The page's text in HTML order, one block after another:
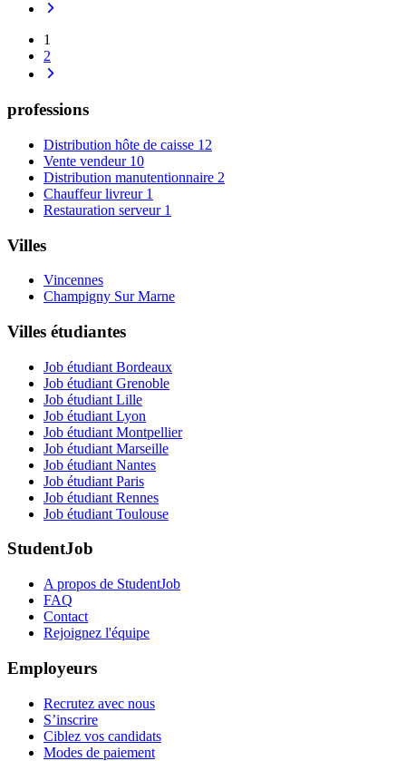
1
2
professions
Distribution hôte de caisse 12
Vente vendeur 10
Distribution manutentionnaire 2
Chauffeur livreur 1
Restauration serveur 1
Villes
Vincennes
Champigny Sur Marne
Villes étudiantes
Job étudiant Bordeaux
Job étudiant Grenoble
Job étudiant Lille
Job étudiant Lyon
Job étudiant Montpellier
Job étudiant Marseille
Job étudiant Nantes
Job étudiant Paris
Job étudiant Rennes
Job étudiant Toulouse
StudentJob
A propos de StudentJob
FAQ
Contact
Rejoignez l'équipe
Employeurs
Recrutez avec nous
S’inscrire
Ciblez vos candidats
Modes de paiement